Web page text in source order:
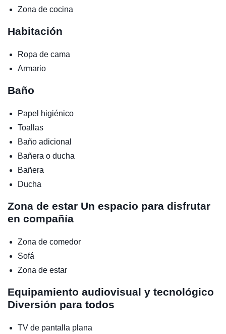
Zona de cocina
Habitación
Ropa de cama
Armario
Baño
Papel higiénico
Toallas
Baño adicional
Bañera o ducha
Bañera
Ducha
Zona de estar Un espacio para disfrutar
en compañía
Zona de comedor
Sofá
Zona de estar
Equipamiento audiovisual y tecnológico
Diversión para todos
TV de pantalla plana